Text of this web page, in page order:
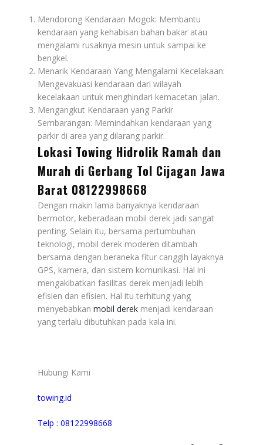
Mendorong Kendaraan Mogok: Membantu
kendaraan yang kehabisan bahan bakar atau
mengalami rusaknya mesin untuk sampai ke
bengkel.
Menarik Kendaraan Yang Mengalami Kecelakaan:
Mengevakuasi kendaraan dari wilayah
kecelakaan untuk menghindari kemacetan jalan.
Mengangkut Kendaraan yang Parkir
Sembarangan: Memindahkan kendaraan yang
parkir di area yang dilarang parkir.
Lokasi Towing Hidrolik Ramah dan
Murah di Gerbang Tol Cijagan Jawa
Barat 08122998668
Dengan makin lama banyaknya kendaraan
bermotor, keberadaan mobil derek jadi sangat
penting. Selain itu, bersama pertumbuhan
teknologi, mobil derek moderen ditambah
bersama dengan beraneka fitur canggih layaknya
GPS, kamera, dan sistem komunikasi. Hal ini
mengakibatkan fasilitas derek menjadi lebih
efisien dan efisien. Hal itu terhitung yang
menyebabkan mobil derek menjadi kendaraan
yang terlalu dibutuhkan pada kala ini.
Hubungi Kami
towing.id
Telp : 08122998668